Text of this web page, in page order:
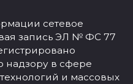
сетевое
запись ЭЛ № ФС 77
надзору в сфере
и массовых